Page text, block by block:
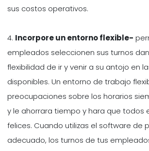
sus costos operativos.
4. Incorpore un entorno flexible-
empleados seleccionen sus turnos
flexibilidad de ir y venir a su antojo en
disponibles. Un entorno de trabajo
preocupaciones sobre los horarios
y le ahorrara tiempo y hara que todos
felices. Cuando utilizas el software de
adecuado, los turnos de tus